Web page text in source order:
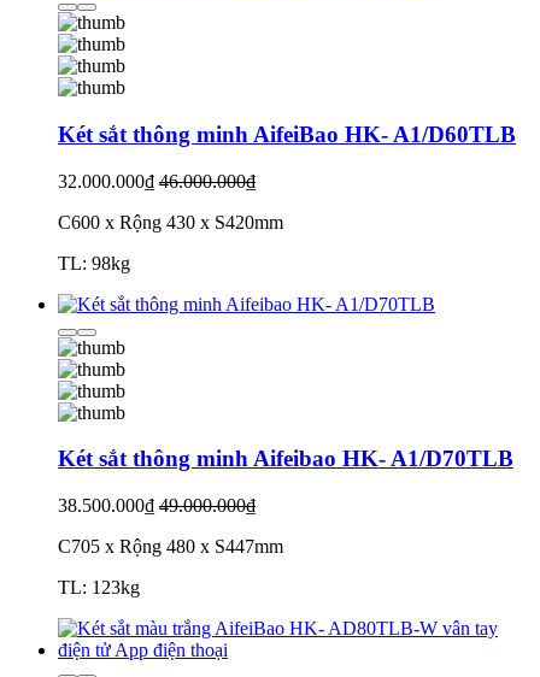
Két sắt thông minh AifeiBao HK- A1/D60TLB
32.000.000₫ 46.000.000₫
C600 x Rộng 430 x S420mm
TL: 98kg
Két sắt thông minh Aifeibao HK- A1/D70TLB
38.500.000₫ 49.000.000₫
C705 x Rộng 480 x S447mm
TL: 123kg